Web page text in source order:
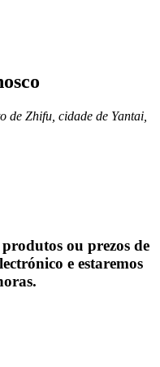
de Zhifu, cidade de Yantai,
ou prezos de
e estaremos